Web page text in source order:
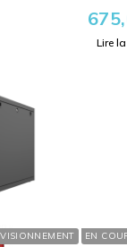
Lire
EN
Réf. :